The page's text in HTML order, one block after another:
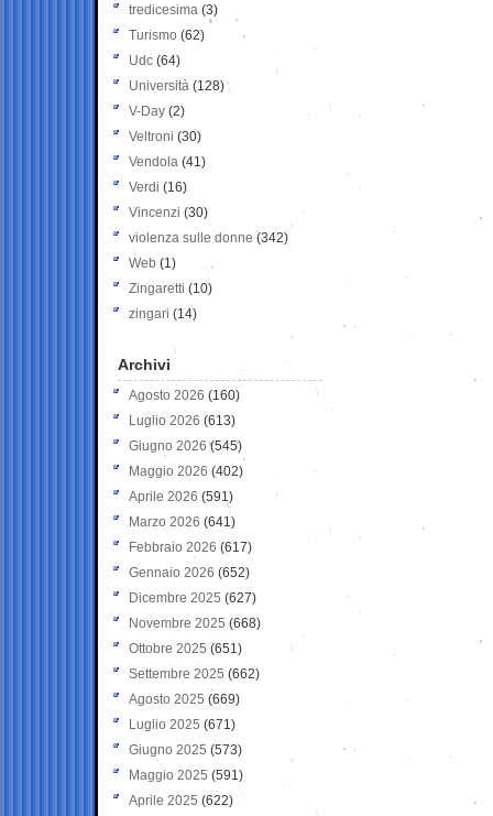
tredicesima (3)
Turismo (62)
Udc (64)
Università (128)
V-Day (2)
Veltroni (30)
Vendola (41)
Verdi (16)
Vincenzi (30)
violenza sulle donne (342)
Web (1)
Zingaretti (10)
zingari (14)
Archivi
Agosto 2026 (160)
Luglio 2026 (613)
Giugno 2026 (545)
Maggio 2026 (402)
Aprile 2026 (591)
Marzo 2026 (641)
Febbraio 2026 (617)
Gennaio 2026 (652)
Dicembre 2025 (627)
Novembre 2025 (668)
Ottobre 2025 (651)
Settembre 2025 (662)
Agosto 2025 (669)
Luglio 2025 (671)
Giugno 2025 (573)
Maggio 2025 (591)
Aprile 2025 (622)